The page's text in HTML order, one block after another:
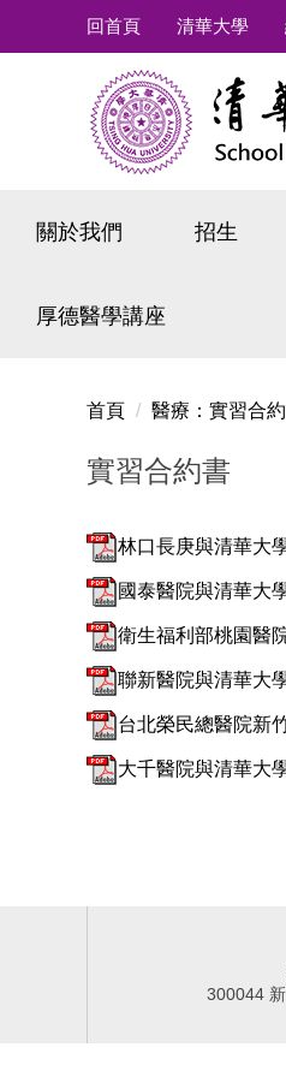
回首頁 清華大學
關於我們 招生
厚德醫學講座
首頁 醫療：實習合
實習合約書
林口長庚與清華大
國泰醫院與清華大
衛生福利部桃園醫
聯新醫院與清華大
台北榮民總醫院新
大千醫院與清華大
300044